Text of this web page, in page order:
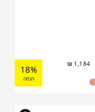
₪ 1,184
18%
הנחה